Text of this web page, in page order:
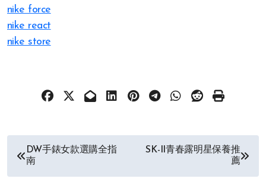
nike force
nike react
nike store
文
章
DW手錶女款選購全指
南
SK-II青春露明星保養推
薦